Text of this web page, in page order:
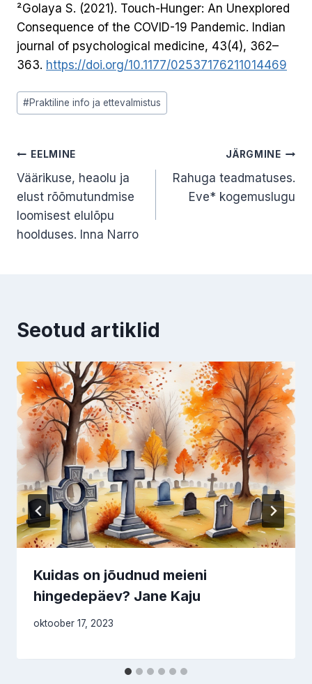
²Golaya S. (2021). Touch-Hunger: An Unexplored
Consequence of the COVID-19 Pandemic. Indian
journal of psychological medicine, 43(4), 362–
363. https://doi.org/10.1177/02537176211014469
Post
Tags:
#Praktiline info ja ettevalmistus
Navigeerimine
EELMINE
Väärikuse, heaolu ja
elust rõõmutundmise
loomisest elulõpu
hoolduses. Inna Narro
JÄRGMINE
Rahuga teadmatuses.
Eve* kogemuslugu
Seotud artiklid
Kuidas on jõudnud meieni
hingedepäev? Jane Kaju
oktoober 17, 2023